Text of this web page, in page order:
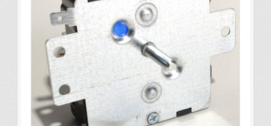
Mettez cette page dans vos favoris!
$275.89.
$220.35.